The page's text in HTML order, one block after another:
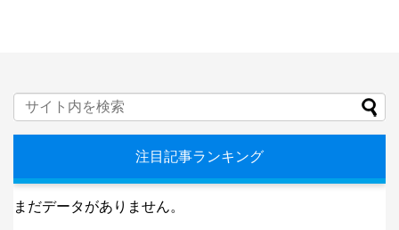
注目記事ランキング
まだデータがありません。